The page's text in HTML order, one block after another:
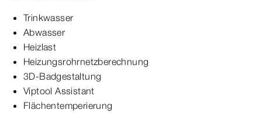
Trinkwasser
Abwasser
Heizlast
Heizungsrohrnetzberechnung
3D-Badgestaltung
Viptool Assistant
Flächentemperierung